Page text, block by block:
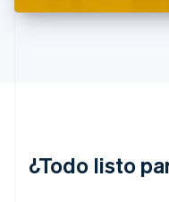
¿Todo listo
India
Letonia
English